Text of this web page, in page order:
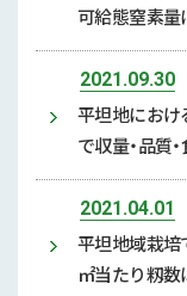
可給態窒素量
2021.09.30
平坦地におけ
で収量・品質
2021.04.01
平坦地域栽培
㎡当たり籾